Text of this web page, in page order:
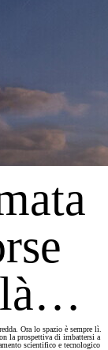
là…
Ora lo spazio è sempre lì.
la prospettiva di imbattersi a
scientifico e tecnologico